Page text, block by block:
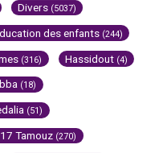
Divers (5037)
des enfants (244)
(316) Hassidout (4)
(18)
(51)
Tamouz (270)